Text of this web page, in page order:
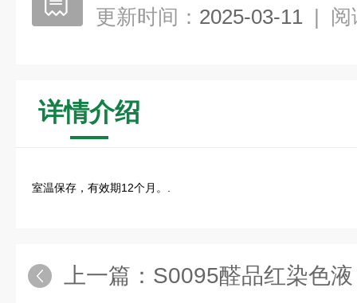
更新时间： 2025-03-11 | 阅
详情介绍
室温保存，有效期12个月。.
上一篇： S0095醛品红染色液